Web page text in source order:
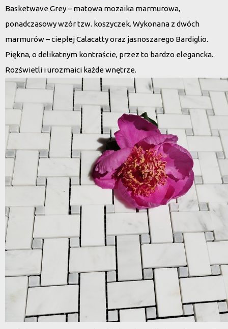
Basketwave Grey – matowa mozaika marmurowa,
ponadczasowy wzór tzw. koszyczek. Wykonana z dwóch
marmurów – ciepłej Calacatty oraz jasnoszarego Bardiglio.
Piękna, o delikatnym kontraście, przez to bardzo elegancka.
Rozświetli i urozmaici każde wnętrze.